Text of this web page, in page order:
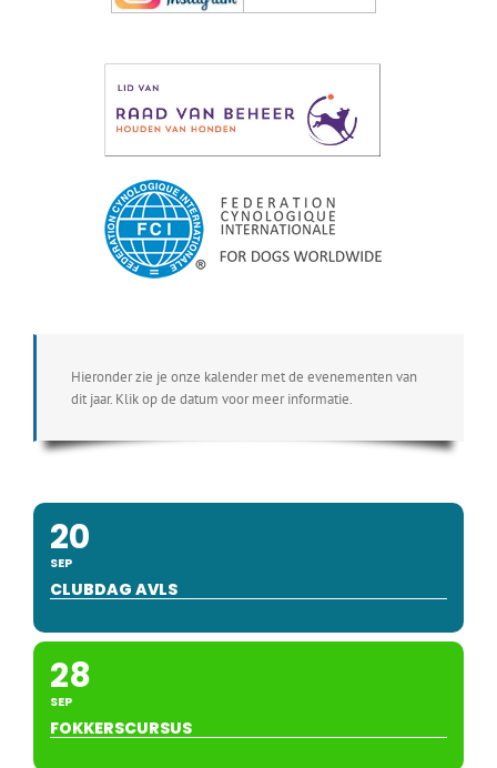
Hieronder zie je onze kalender met de evenementen van
dit jaar. Klik op de datum voor meer informatie.
20
SEP
CLUBDAG AVLS
28
SEP
FOKKERSCURSUS